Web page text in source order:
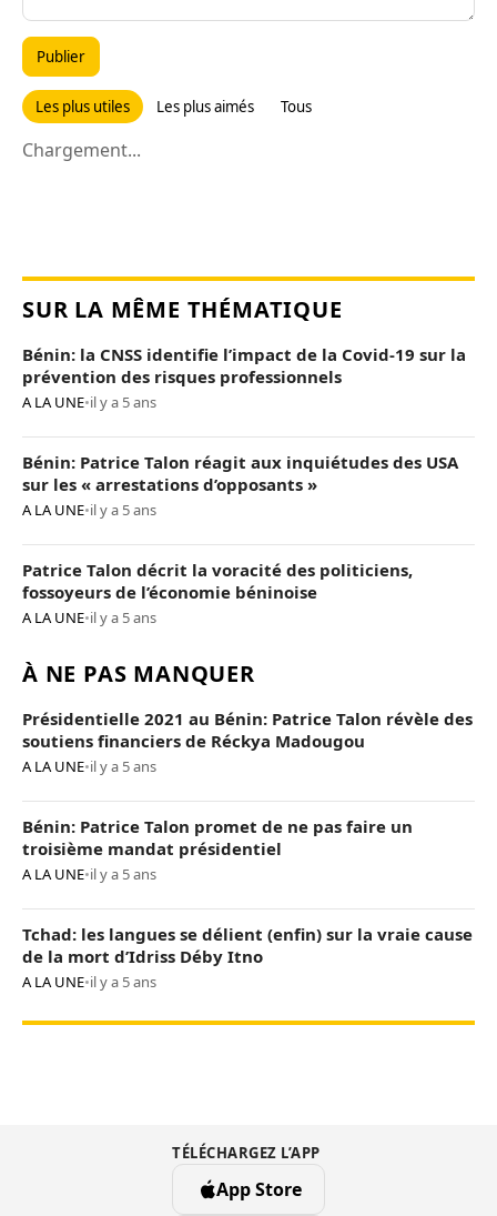
Publier
Les plus utiles Les plus aimés Tous
Chargement...
SUR LA MÊME THÉMATIQUE
Bénin: la CNSS identifie l’impact de la Covid-19 sur la
prévention des risques professionnels
A LA UNE•il y a 5 ans
Bénin: Patrice Talon réagit aux inquiétudes des USA
sur les « arrestations d’opposants »
A LA UNE•il y a 5 ans
Patrice Talon décrit la voracité des politiciens,
fossoyeurs de l’économie béninoise
A LA UNE•il y a 5 ans
À NE PAS MANQUER
Présidentielle 2021 au Bénin: Patrice Talon révèle des
soutiens financiers de Réckya Madougou
A LA UNE•il y a 5 ans
Bénin: Patrice Talon promet de ne pas faire un
troisième mandat présidentiel
A LA UNE•il y a 5 ans
Tchad: les langues se délient (enfin) sur la vraie cause
de la mort d’Idriss Déby Itno
A LA UNE•il y a 5 ans
TÉLÉCHARGEZ L’APP
App Store